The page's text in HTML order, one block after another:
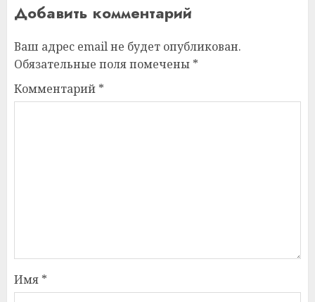
Добавить комментарий
Ваш адрес email не будет опубликован.
Обязательные поля помечены *
Комментарий *
Имя *